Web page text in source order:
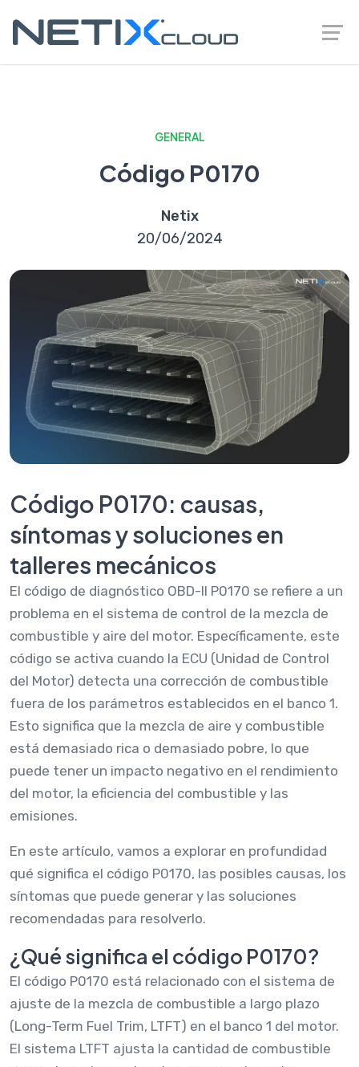
GENERAL
Código P0170
Netix
20/06/2024
Código P0170: causas,
síntomas y soluciones en
talleres mecánicos
El código de diagnóstico OBD-II P0170 se refiere a un
problema en el sistema de control de la mezcla de
combustible y aire del motor. Específicamente, este
código se activa cuando la ECU (Unidad de Control
del Motor) detecta una corrección de combustible
fuera de los parámetros establecidos en el banco 1.
Esto significa que la mezcla de aire y combustible
está demasiado rica o demasiado pobre, lo que
puede tener un impacto negativo en el rendimiento
del motor, la eficiencia del combustible y las
emisiones.
En este artículo, vamos a explorar en profundidad
qué significa el código P0170, las posibles causas, los
síntomas que puede generar y las soluciones
recomendadas para resolverlo.
¿Qué significa el código P0170?
El código P0170 está relacionado con el sistema de
ajuste de la mezcla de combustible a largo plazo
(Long-Term Fuel Trim, LTFT) en el banco 1 del motor.
El sistema LTFT ajusta la cantidad de combustible